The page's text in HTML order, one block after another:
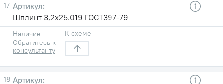
17
Шплинт 3,2х25.019 ГОСТ397-79
Наличие
Обратитесь к
консультанту
К схеме
18